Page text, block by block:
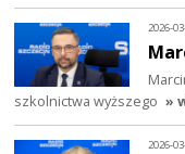
2026-
szkolnictwa wyższego »
2026-